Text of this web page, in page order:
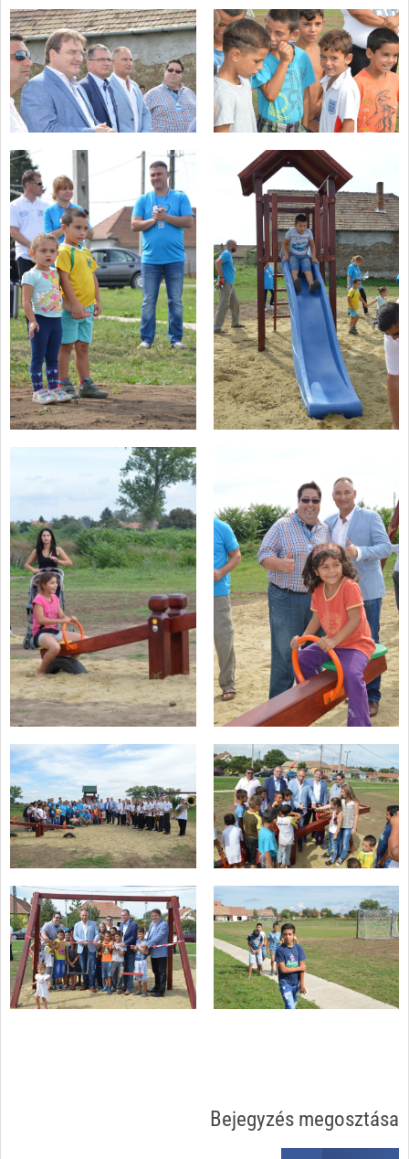
Bejegyzés megosztása